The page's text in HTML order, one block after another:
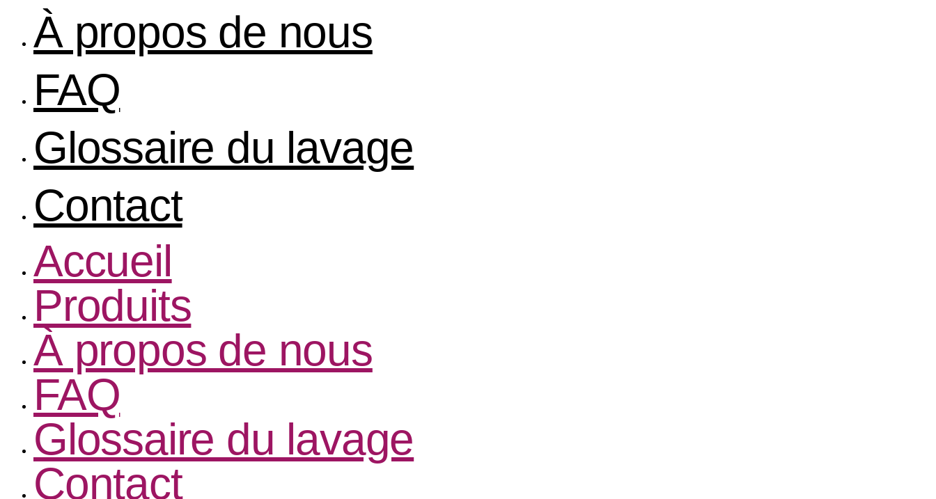
À propos de nous
FAQ
Glossaire du lavage
Contact
Accueil
Produits
À propos de nous
FAQ
Glossaire du lavage
Contact